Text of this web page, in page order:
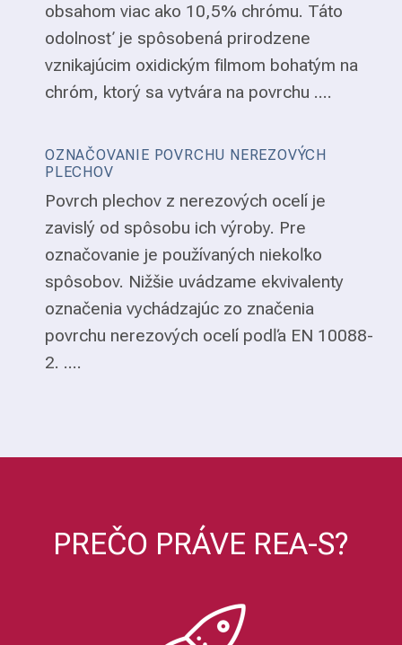
obsahom viac ako 10,5% chrómu. Táto
odolnosť je spôsobená prirodzene
vznikajúcim oxidickým filmom bohatým na
chróm, ktorý sa vytvára na povrchu ....
OZNAČOVANIE POVRCHU NEREZOVÝCH
PLECHOV
Povrch plechov z nerezových ocelí je
zavislý od spôsobu ich výroby. Pre
označovanie je používaných niekoľko
spôsobov. Nižšie uvádzame ekvivalenty
označenia vychádzajúc zo značenia
povrchu nerezových ocelí podľa EN 10088-
2. ....
PREČO PRÁVE REA-S?